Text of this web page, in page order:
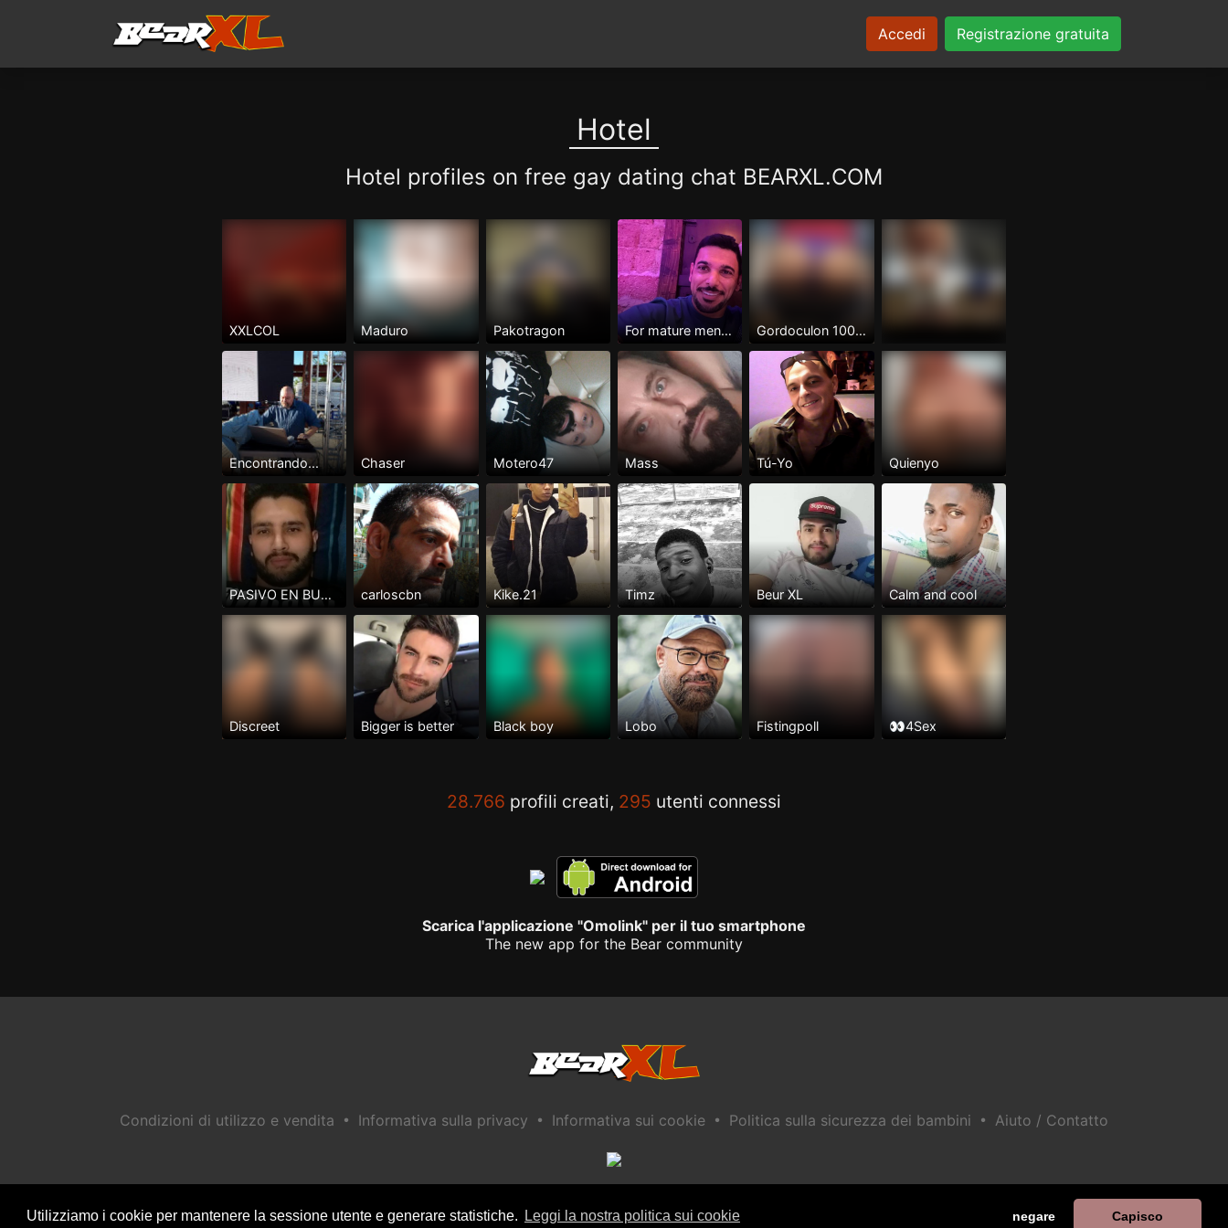
Utilizziamo i cookie per mantenere la sessione utente e generare statistiche. Leggi la nostra politica sui cookie negare Capisco
Accedi Registrazione gratuita
Hotel
Hotel profiles on free gay dating chat BEARXL.COM
XXLCOL Maduro Pakotragon For mature men Only Gordoculon 100%pasivo
Encontrando... Chaser Motero47 Mass Tú-Yo Quienyo
PASIVO EN BUSCA DE ACTIVO carloscbn Kike.21 Timz Beur XL Calm and cool
Discreet Bigger is better Black boy Lobo Fistingpoll 👀4Sex
28.766 profili creati, 295 utenti connessi
Scarica l'applicazione "Omolink" per il tuo smartphone
The new app for the Bear community
Condizioni di utilizzo e vendita • Informativa sulla privacy • Informativa sui cookie • Politica sulla sicurezza dei bambini • Aiuto / Contatto